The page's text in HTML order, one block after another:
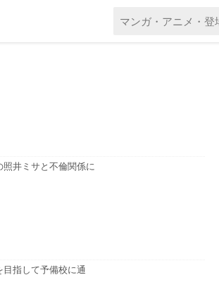
井ミサと不倫関係に
指して予備校に通